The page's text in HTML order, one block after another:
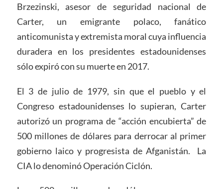
Brzezinski, asesor de seguridad nacional de
Carter, un emigrante polaco, fanático
anticomunista y extremista moral cuya influencia
duradera en los presidentes estadounidenses
sólo expiró con su muerte en 2017.
El 3 de julio de 1979, sin que el pueblo y el
Congreso estadounidenses lo supieran, Carter
autorizó un programa de “acción encubierta” de
500 millones de dólares para derrocar al primer
gobierno laico y progresista de Afganistán. La
CIA lo denominó Operación Ciclón.